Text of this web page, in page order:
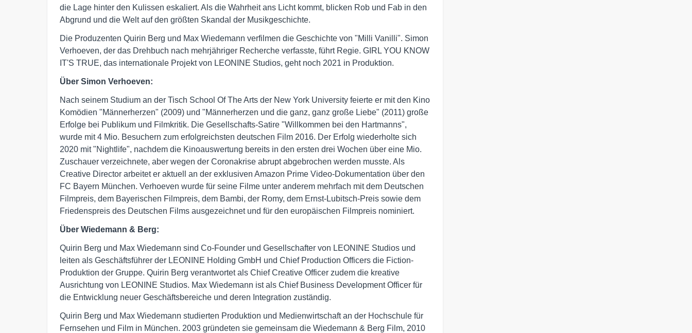
die Lage hinter den Kulissen eskaliert. Als die Wahrheit ans Licht kommt, blicken Rob und Fab in den
Abgrund und die Welt auf den größten Skandal der Musikgeschichte.
Die Produzenten Quirin Berg und Max Wiedemann verfilmen die Geschichte von "Milli Vanilli". Simon
Verhoeven, der das Drehbuch nach mehrjähriger Recherche verfasste, führt Regie. GIRL YOU KNOW
IT'S TRUE, das internationale Projekt von LEONINE Studios, geht noch 2021 in Produktion.
Über Simon Verhoeven:
Nach seinem Studium an der Tisch School Of The Arts der New York University feierte er mit den Kino
Komödien "Männerherzen" (2009) und "Männerherzen und die ganz, ganz große Liebe" (2011) große
Erfolge bei Publikum und Filmkritik. Die Gesellschafts-Satire "Willkommen bei den Hartmanns",
wurde mit 4 Mio. Besuchern zum erfolgreichsten deutschen Film 2016. Der Erfolg wiederholte sich
2020 mit "Nightlife", nachdem die Kinoauswertung bereits in den ersten drei Wochen über eine Mio.
Zuschauer verzeichnete, aber wegen der Coronakrise abrupt abgebrochen werden musste. Als
Creative Director arbeitet er aktuell an der exklusiven Amazon Prime Video-Dokumentation über den
FC Bayern München. Verhoeven wurde für seine Filme unter anderem mehrfach mit dem Deutschen
Filmpreis, dem Bayerischen Filmpreis, dem Bambi, der Romy, dem Ernst-Lubitsch-Preis sowie dem
Friedenspreis des Deutschen Films ausgezeichnet und für den europäischen Filmpreis nominiert.
Über Wiedemann & Berg:
Quirin Berg und Max Wiedemann sind Co-Founder und Gesellschafter von LEONINE Studios und
leiten als Geschäftsführer der LEONINE Holding GmbH und Chief Production Officers die Fiction-
Produktion der Gruppe. Quirin Berg verantwortet als Chief Creative Officer zudem die kreative
Ausrichtung von LEONINE Studios. Max Wiedemann ist als Chief Business Development Officer für
die Entwicklung neuer Geschäftsbereiche und deren Integration zuständig.
Quirin Berg und Max Wiedemann studierten Produktion und Medienwirtschaft an der Hochschule für
Fernsehen und Film in München. 2003 gründeten sie gemeinsam die Wiedemann & Berg Film, 2010